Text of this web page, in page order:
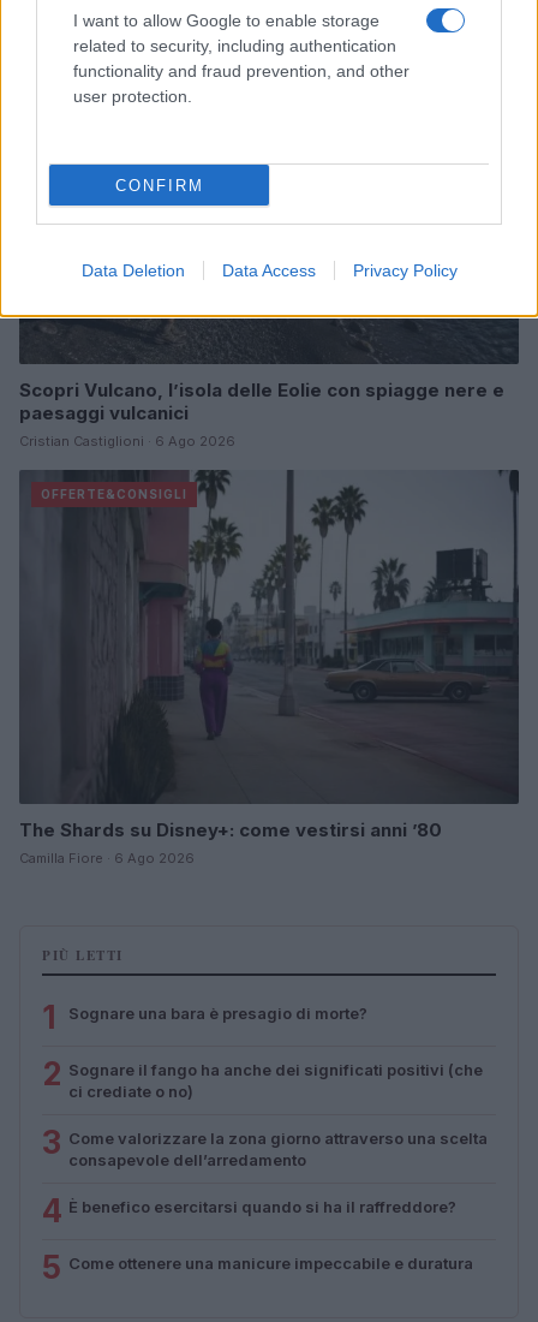
I want to allow Google to enable storage
related to security, including authentication
functionality and fraud prevention, and other
user protection.
CONFIRM
Data Deletion Data Access Privacy Policy
LIFESTYLE
Scopri Vulcano, l’isola delle Eolie con spiagge nere e
paesaggi vulcanici
Cristian Castiglioni · 6 Ago 2026
OFFERTE&CONSIGLI
The Shards su Disney+: come vestirsi anni ’80
Camilla Fiore · 6 Ago 2026
PIÙ LETTI
1 Sognare una bara è presagio di morte?
2 Sognare il fango ha anche dei significati positivi (che
ci crediate o no)
3 Come valorizzare la zona giorno attraverso una scelta
consapevole dell’arredamento
4 È benefico esercitarsi quando si ha il raffreddore?
5 Come ottenere una manicure impeccabile e duratura